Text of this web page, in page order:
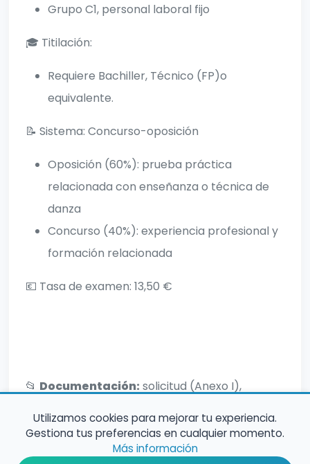
Grupo C1, personal laboral fijo
🎓 Titilación:
Requiere Bachiller, Técnico (FP)o
equivalente.
📝 Sistema: Concurso-oposición
Oposición (60%): prueba práctica
relacionada con enseñanza o técnica de
danza
Concurso (40%): experiencia profesional y
formación relacionada
💶 Tasa de examen: 13,50 €
📂 Documentación: solicitud (Anexo I),
Utilizamos cookies para mejorar tu experiencia.
Gestiona tus preferencias en cualquier momento.
Más información